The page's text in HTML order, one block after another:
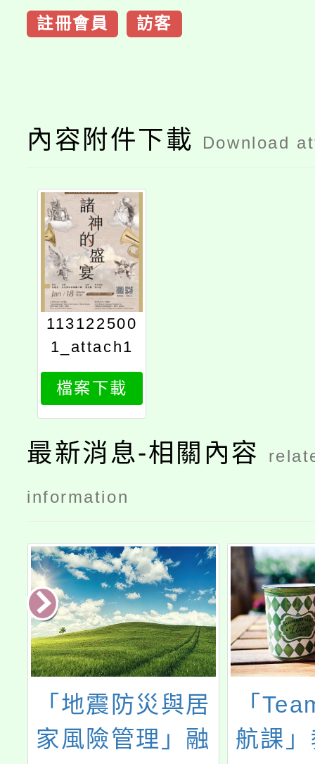
註冊會員 訪客
內容附件下載 Download
113122500
1_attach1
檔案下載
最新消息-相關內容
information
「地震防災與居
家風險管理」融
「
航課